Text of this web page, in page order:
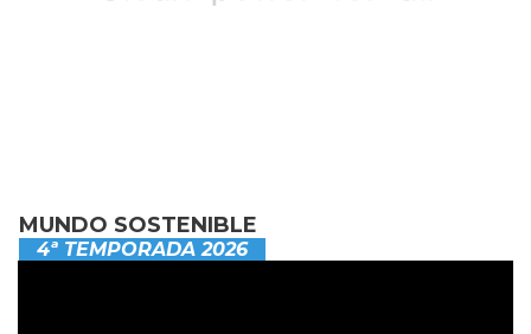
MUNDO SOSTENIBLE
4ª TEMPORADA 2026